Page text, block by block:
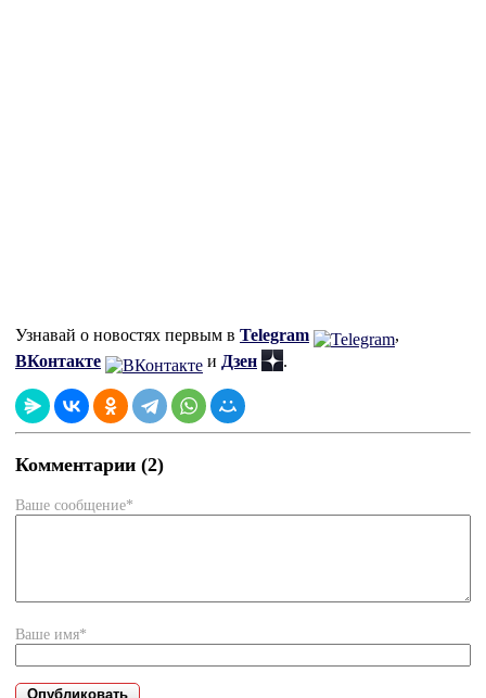
Узнавай о новостях первым в Telegram
,
ВКонтакте
и Дзен .
Комментарии (2)
Ваше сообщение*
Ваше имя*